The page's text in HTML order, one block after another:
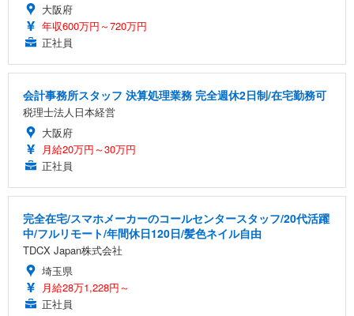
大阪府
年収600万円～720万円
正社員
会計事務所スタッフ 決算処理業務 完全週休2日制/在宅勤務可
税理士法人日本経営
大阪府
月給20万円～30万円
正社員
完全在宅/スマホメーカーのコールセンタースタッフ/20代活躍
中/フルリモート/年間休日120日/髪色ネイル自由
TDCX Japan株式会社
埼玉県
月給28万1,228円～
正社員